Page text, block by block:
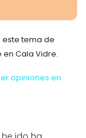
este tema de
Cala Vidre.
opiniones en